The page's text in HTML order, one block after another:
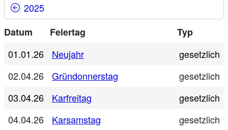
2025
Datum
Feiertag
Typ
01.01.26
Neujahr
gesetzlich
02.04.26
Gründonnerstag
gesetzlich
03.04.26
Karfreitag
gesetzlich
04.04.26
Karsamstag
gesetzlich